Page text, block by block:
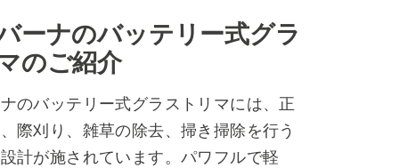
ーナのバッテリー式グラ
のご紹介
のバッテリー式グラストリマには、正
際刈り、雑草の除去、掃き掃除を行う
計が施されています。パワフルで軽